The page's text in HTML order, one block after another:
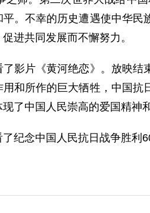
。不幸的历史遭遇使中华
进共同发展而不懈努力。
片《黄河绝恋》。放映结
和所作的巨大牺牲，中国
了中国人民崇高的爱国精神
念中国人民抗日战争胜利60